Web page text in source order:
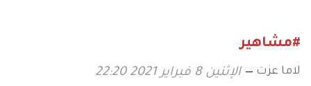
#مشاهير
لاما عزت الإثنين 8 فبراير 2021 22:20